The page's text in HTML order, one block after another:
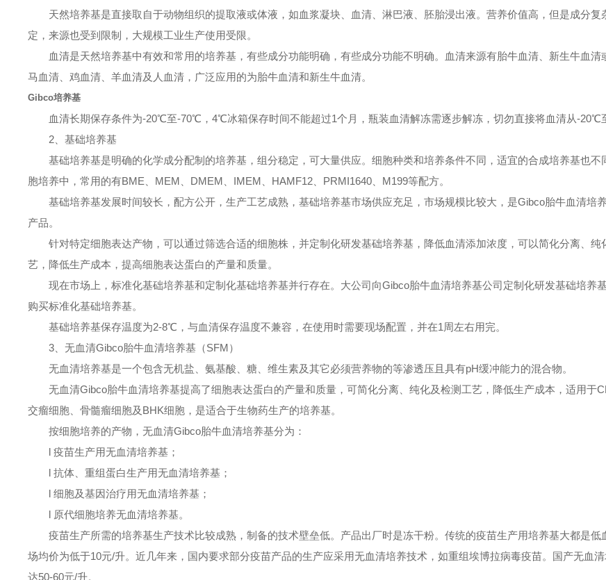
天然培养基是直接取自于动物组织的提取液或体液，如血浆凝块、血清、淋巴液、胚胎浸出液。营养价值高，但是成分复
定，来源也受到限制，大规模工业生产使用受限。
血清是天然培养基中有效和常用的培养基，有些成分功能明确，有些成分功能不明确。血清来源有胎牛血清、新生牛血清
马血清、鸡血清、羊血清及人血清，广泛应用的为胎牛血清和新生牛血清。
Gibco培养基
血清长期保存条件为-20℃至-70℃，4℃冰箱保存时间不能超过1个月，瓶装血清解冻需逐步解冻，切勿直接将血清从-20℃
2、基础培养基
基础培养基是明确的化学成分配制的培养基，组分稳定，可大量供应。细胞种类和培养条件不同，适宜的合成培养基也不
胞培养中，常用的有BME、MEM、DMEM、IMEM、HAMF12、PRMI1640、M199等配方。
基础培养基发展时间较长，配方公开，生产工艺成熟，基础培养基市场供应充足，市场规模比较大，是Gibco胎牛血清培
产品。
针对特定细胞表达产物，可以通过筛选合适的细胞株，并定制化研发基础培养基，降低血清添加浓度，可以简化分离、纯
艺，降低生产成本，提高细胞表达蛋白的产量和质量。
现在市场上，标准化基础培养基和定制化基础培养基并行存在。大公司向Gibco胎牛血清培养基公司定制化研发基础培养
购买标准化基础培养基。
基础培养基保存温度为2-8℃，与血清保存温度不兼容，在使用时需要现场配置，并在1周左右用完。
3、无血清Gibco胎牛血清培养基（SFM）
无血清培养基是一个包含无机盐、氨基酸、糖、维生素及其它必须营养物的等渗透压且具有pH缓冲能力的混合物。
无血清Gibco胎牛血清培养基提高了细胞表达蛋白的产量和质量，可简化分离、纯化及检测工艺，降低生产成本，适用于
交瘤细胞、骨髓瘤细胞及BHK细胞，是适合于生物药生产的培养基。
按细胞培养的产物，无血清Gibco胎牛血清培养基分为：
l 疫苗生产用无血清培养基；
l 抗体、重组蛋白生产用无血清培养基；
l 细胞及基因治疗用无血清培养基；
l 原代细胞培养无血清培养基。
疫苗生产所需的培养基生产技术比较成熟，制备的技术壁垒低。产品出厂时是冻干粉。传统的疫苗生产用培养基大都是低
场均价为低于10元/升。近几年来，国内要求部分疫苗产品的生产应采用无血清培养技术，如重组埃博拉病毒疫苗。国产无血
达50-60元/升。